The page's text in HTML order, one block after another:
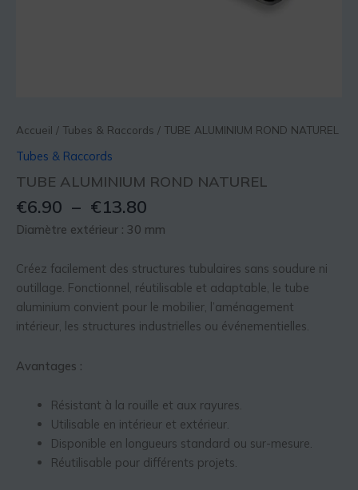
Accueil / Tubes & Raccords / TUBE ALUMINIUM ROND NATUREL
Tubes & Raccords
TUBE ALUMINIUM ROND NATUREL
€6.90 – €13.80
Diamètre extérieur : 30 mm
Créez facilement des structures tubulaires sans soudure ni
outillage. Fonctionnel, réutilisable et adaptable, le tube
aluminium convient pour le mobilier, l’aménagement
intérieur, les structures industrielles ou événementielles.
Avantages :
Résistant à la rouille et aux rayures.
Utilisable en intérieur et extérieur.
Disponible en longueurs standard ou sur-mesure.
Réutilisable pour différents projets.